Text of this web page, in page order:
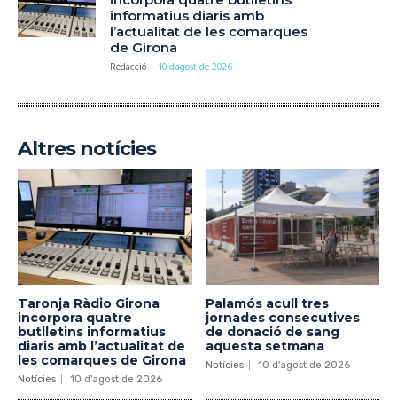
informatius diaris amb
l’actualitat de les comarques
de Girona
Redacció - 10 d'agost de 2026
Altres notícies
Taronja Ràdio Girona
incorpora quatre
butlletins informatius
diaris amb l’actualitat de
les comarques de Girona
Notícies 10 d'agost de 2026
Palamós acull tres
jornades consecutives
de donació de sang
aquesta setmana
Notícies 10 d'agost de 2026